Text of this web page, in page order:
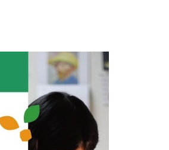
市町村を探す
移住者インタビュー